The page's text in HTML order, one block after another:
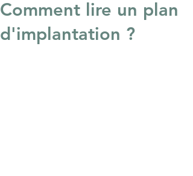
Comment lire un plan
d'implantation ?